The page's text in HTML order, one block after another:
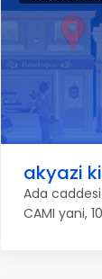
akyazi
Ada
CAMI yani,